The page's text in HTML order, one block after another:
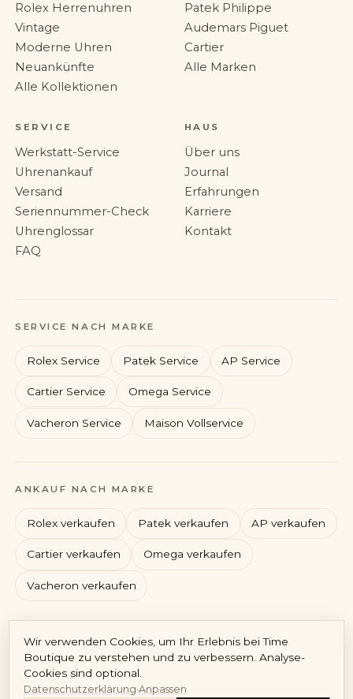
Audemars Piguet
Rolex Herrenuhren
Vintage
Moderne Uhren
Neuankünfte
Alle Kollektionen
Patek Philippe
Audemars Piguet
Cartier
Alle Marken
SERVICE
Werkstatt-Service
Uhrenankauf
Versand
Seriennummer-Check
Uhrenglossar
FAQ
HAUS
Über uns
Journal
Erfahrungen
Karriere
Kontakt
SERVICE NACH MARKE
Rolex Service Patek Service AP Service
Cartier Service Omega Service
Vacheron Service Maison Vollservice
ANKAUF NACH MARKE
Rolex verkaufen Patek verkaufen AP verkaufen
Cartier verkaufen Omega verkaufen
Vacheron verkaufen
DE /
EN
Impressum DatenschutzAGB
Cookie-RichtlinieCookie-Einstellungen
Wir verwenden Cookies, um Ihr Erlebnis bei Time
Boutique zu verstehen und zu verbessern. Analyse-
Cookies sind optional.
Datenschutzerklärung·Anpassen